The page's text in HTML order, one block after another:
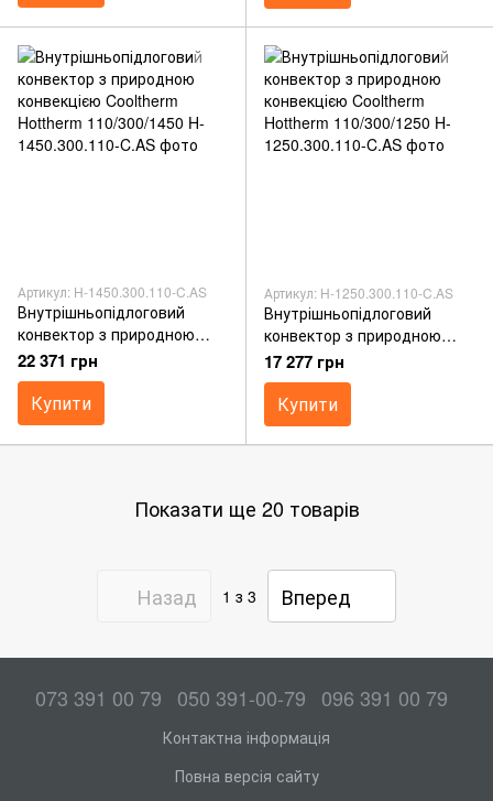
Артикул: H-1450.300.110-C.AS
Внутрішньопідлоговий
конвектор з природною
конвекцією Cooltherm
Hottherm 110/300/1450
22 371 грн
Купити
Артикул: H-1250.300.110-C.AS
Внутрішньопідлоговий
конвектор з природною
конвекцією Cooltherm
Hottherm 110/300/1250
17 277 грн
Купити
Показати ще 20 товарів
Назад 1 з 3 Вперед
073 391 00 79 050 391-00-79 096 391 00 79
Контактна інформація
Повна версія сайту